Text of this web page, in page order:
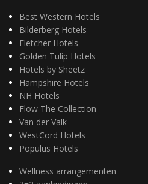
Best Western Hotels
Bilderberg Hotels
Fletcher Hotels
Golden Tulip Hotels
Hotels by Sheetz
Hampshire Hotels
NH Hotels
Flow The Collection
Van der Valk
WestCord Hotels
Populus Hotels
Wellness arrangementen